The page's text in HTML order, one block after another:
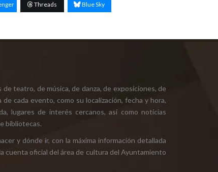
Threads Blue Sky
teatro, de música, de danza, de exposiciones, de
cada evento, como su localización, fecha y hora,
lugares de interés cercanos, así como noticias
bibliotecas.
y dónde ir, con la máxima información detallada
cuenta oficial del área de cultura del Ayuntamiento